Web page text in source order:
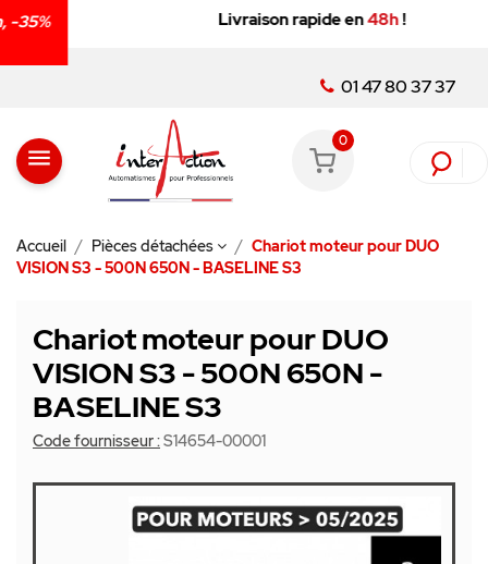
Livraison rapide en48h!
01 47 80 37 37
menu
0
Accueil Pièces détachées
Chariot moteur pour DUO
VISION S3 - 500N 650N - BASELINE S3
Chariot moteur pour DUO
VISION S3 - 500N 650N -
BASELINE S3
Code fournisseur :S14654-00001